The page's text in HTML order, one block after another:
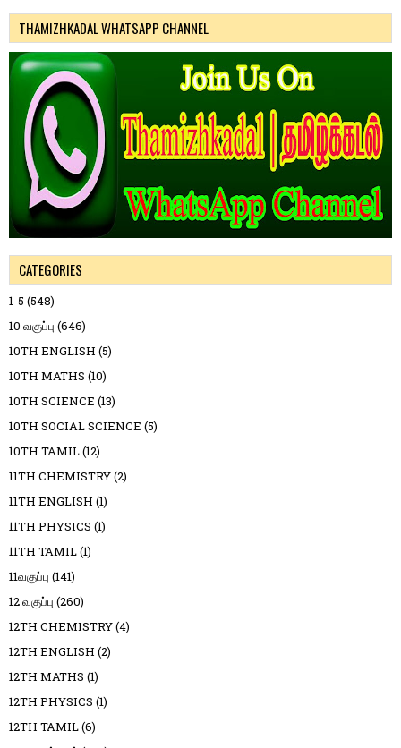
THAMIZHKADAL WHATSAPP CHANNEL
CATEGORIES
1-5 (548)
10 வகுப்பு (646)
10TH ENGLISH (5)
10TH MATHS (10)
10TH SCIENCE (13)
10TH SOCIAL SCIENCE (5)
10TH TAMIL(12)
11TH CHEMISTRY(2)
11TH ENGLISH (1)
11TH PHYSICS (1)
11TH TAMIL(1)
11வகுப்பு (141)
12 வகுப்பு (260)
12TH CHEMISTRY(4)
12TH ENGLISH (2)
12TH MATHS (1)
12TH PHYSICS (1)
12TH TAMIL(6)